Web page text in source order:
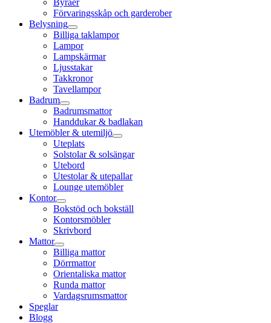
Byråer
Förvaringsskåp och garderober
Belysning
Billiga taklampor
Lampor
Lampskärmar
Ljusstakar
Takkronor
Tavellampor
Badrum
Badrumsmattor
Handdukar & badlakan
Utemöbler & utemiljö
Uteplats
Solstolar & solsängar
Utebord
Utestolar & utepallar
Lounge utemöbler
Kontor
Bokstöd och bokställ
Kontorsmöbler
Skrivbord
Mattor
Billiga mattor
Dörrmattor
Orientaliska mattor
Runda mattor
Vardagsrumsmattor
Speglar
Blogg